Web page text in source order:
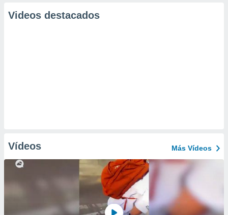
Videos destacados
Vídeos Más Vídeos